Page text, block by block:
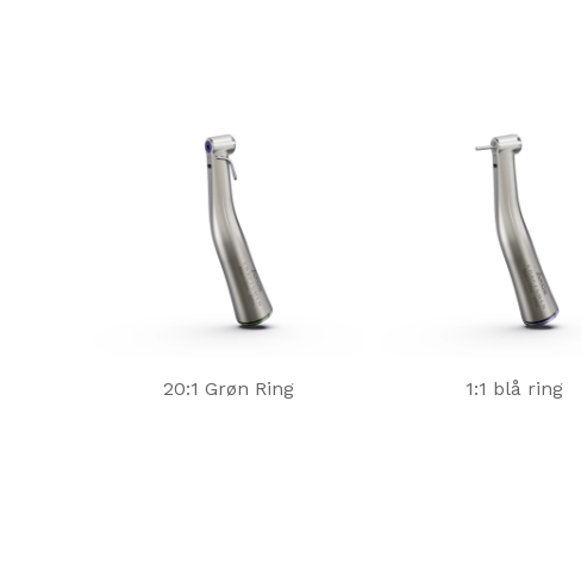
20:1 Grøn Ring 1:1 blå ring